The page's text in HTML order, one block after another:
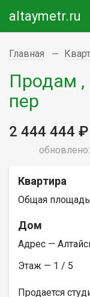
altaymetr.ru
Главная
Продам ,
пер
2 444 444 ₽
Квартира
Общая
Дом
Адрес —
Этаж — 1 / 5
Продается